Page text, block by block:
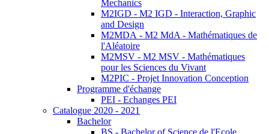
Mechanics
M2IGD - M2 IGD - Interaction, Graphic
and Design
M2MDA - M2 MdA - Mathématiques de
l'Aléatoire
M2MSV - M2 MSV - Mathématiques
pour les Sciences du Vivant
M2PIC - Projet Innovation Conception
Programme d'échange
PEI - Echanges PEI
Catalogue 2020 - 2021
Bachelor
BS - Bachelor of Science de l'Ecole